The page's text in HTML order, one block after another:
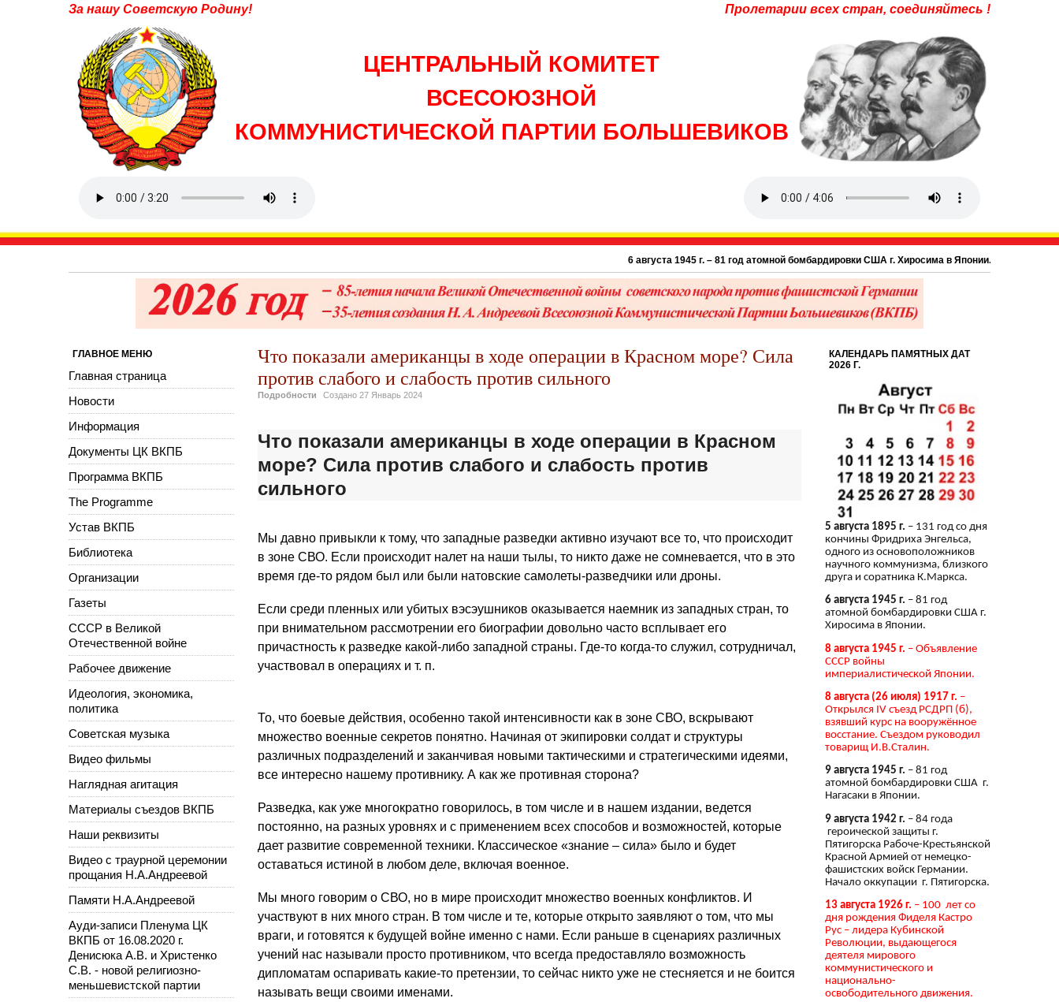
За нашу Советскую Родину! Пролетарии всех стран, соединяйтесь !
ЦЕНТРАЛЬНЫЙ КОМИТЕТ
ВСЕСОЮЗНОЙ
КОММУНИСТИЧЕСКОЙ ПАРТИИ БОЛЬШЕВИКОВ
6 августа 1945 г. – 81 год атомной бомбардировки США г. Хиросима в Японии.
Что показали американцы в ходе операции в Красном море? Сила
против слабого и слабость против сильного
Подробности Создано 27 Январь 2024
Что показали американцы в ходе операции в Красном
море? Сила против слабого и слабость против
сильного
Мы давно привыкли к тому, что западные разведки активно изучают все то, что происходит
в зоне СВО. Если происходит налет на наши тылы, то никто даже не сомневается, что в это
время где-то рядом был или были натовские самолеты-разведчики или дроны.
Если среди пленных или убитых вэсэушников оказывается наемник из западных стран, то
при внимательном рассмотрении его биографии довольно часто всплывает его
причастность к разведке какой-либо западной страны. Где-то когда-то служил, сотрудничал,
участвовал в операциях и т. п.
То, что боевые действия, особенно такой интенсивности как в зоне СВО, вскрывают
множество военные секретов понятно. Начиная от экипировки солдат и структуры
различных подразделений и заканчивая новыми тактическими и стратегическими идеями,
все интересно нашему противнику. А как же противная сторона?
Разведка, как уже многократно говорилось, в том числе и в нашем издании, ведется
постоянно, на разных уровнях и с применением всех способов и возможностей, которые
дает развитие современной техники. Классическое «знание – сила» было и будет
оставаться истиной в любом деле, включая военное.
Мы много говорим о СВО, но в мире происходит множество военных конфликтов. И
участвуют в них много стран. В том числе и те, которые открыто заявляют о том, что мы
враги, и готовятся к будущей войне именно с нами. Если раньше в сценариях различных
учений нас называли просто противником, что всегда предоставляло возможность
дипломатам оспаривать какие-то претензии, то сейчас никто уже не стесняется и не боится
называть вещи своими именами.
ГЛАВНОЕ МЕНЮ
Главная страница
Новости
Информация
Документы ЦК ВКПБ
Программа ВКПБ
The Programme
Устав ВКПБ
Библиотека
Организации
Газеты
СССР в Великой
Отечественной войне
Рабочее движение
Идеология, экономика,
политика
Советская музыка
Видео фильмы
Наглядная агитация
Материалы съездов ВКПБ
Наши реквизиты
Видео с траурной церемонии
прощания Н.А.Андреевой
Памяти Н.А.Андреевой
Ауди-записи Пленума ЦК
ВКПБ от 16.08.2020 г.
Денисюка А.В. и Христенко
С.В. - новой религиозно-
меньшевистской партии
КАЛЕНДАРЬ ПАМЯТНЫХ ДАТ
2026 Г.
5 августа 1895 г. – 131 год со дня
кончины Фридриха Энгельса,
одного из основоположников
научного коммунизма, близкого
друга и соратника К.Маркса.
6 августа 1945 г. – 81 год
атомной бомбардировки США г.
Хиросима в Японии.
8 августа 1945 г. – Объявление
СССР войны
империалистической Японии.
8 августа (26 июля) 1917 г. –
Открылся IV съезд РСДРП (б),
взявший курс на вооружённое
восстание. Съездом руководил
товарищ И.В.Сталин.
9 августа 1945 г. – 81 год
атомной бомбардировки США г.
Нагасаки в Японии.
9 августа 1942 г. – 84 года
героической защиты г.
Пятигорска Рабоче-Крестьянской
Красной Армией от немецко-
фашистских войск Германии.
Начало оккупации г. Пятигорска.
13 августа 1926 г. – 100 лет со
дня рождения Фиделя Кастро
Рус – лидера Кубинской
Революции, выдающегося
деятеля мирового
коммунистического и
национально-
освободительного движения.